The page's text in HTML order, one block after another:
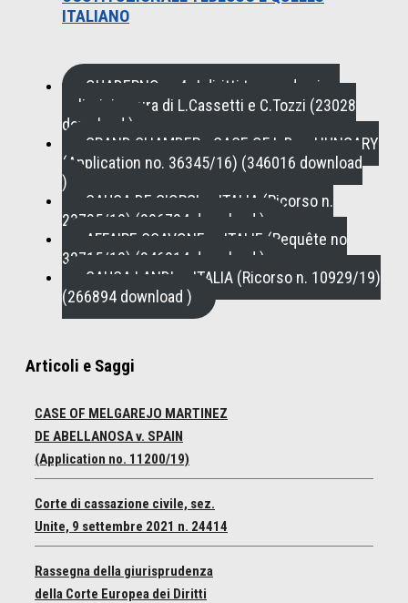
ITALIANO
QUADERNO n. 4 , I diritti tra pandemia e
policrisi a cura di L.Cassetti e C.Tozzi (23028
download )
GRAND CHAMBER - CASE OF L.B. v. HUNGARY
(Application no. 36345/16) (346016 download
)
CAUSA DE GIORGI c. ITALIA (Ricorso n.
23735/19) (296724 download )
AFFAIRE SCAVONE c. ITALIE (Requête no
32715/19) (346914 download )
CAUSA LANDI c. ITALIA (Ricorso n. 10929/19)
(266894 download )
Articoli e Saggi
CASE OF MELGAREJO MARTINEZ
DE ABELLANOSA v. SPAIN
(Application no. 11200/19)
Corte di cassazione civile, sez.
Unite, 9 settembre 2021 n. 24414
Rassegna della giurisprudenza
della Corte Europea dei Diritti